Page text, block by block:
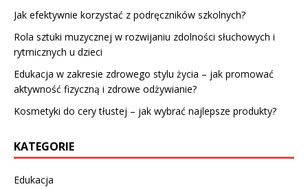
Jak efektywnie korzystać z podręczników szkolnych?
Rola sztuki muzycznej w rozwijaniu zdolności słuchowych i
rytmicznych u dzieci
Edukacja w zakresie zdrowego stylu życia – jak promować
aktywność fizyczną i zdrowe odżywianie?
Kosmetyki do cery tłustej – jak wybrać najlepsze produkty?
KATEGORIE
Edukacja